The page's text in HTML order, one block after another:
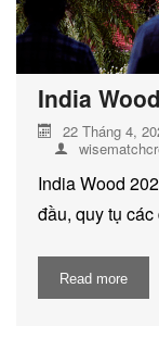
India
22 Tháng 4,
India Wood
đầu, quy tụ
Read more